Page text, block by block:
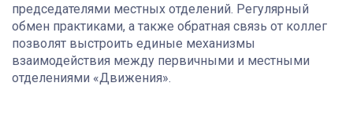
председателями местных отделений. Регулярный
обмен практиками, а также обратная связь от коллег
позволят выстроить единые механизмы
взаимодействия между первичными и местными
отделениями «Движения».